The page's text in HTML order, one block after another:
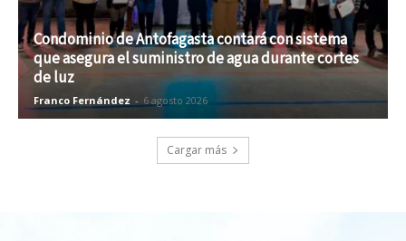
Condominio de Antofagasta contará con sistema
que asegura el suministro de agua durante cortes
de luz
Franco Fernández - 6 agosto 2026
Cargar más